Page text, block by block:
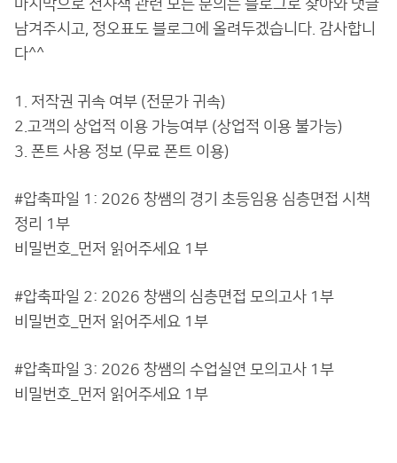
마지막으로 전자책 관련 모든 문의는 블로그로 찾아와 댓글
남겨주시고, 정오표도 블로그에 올려두겠습니다. 감사합니
다^^
1. 저작권 귀속 여부 (전문가 귀속)
2.고객의 상업적 이용 가능여부 (상업적 이용 불가능)
3. 폰트 사용 정보 (무료 폰트 이용)
#압축파일 1: 2026 창쌤의 경기 초등임용 심층면접 시책
정리 1부
비밀번호_먼저 읽어주세요 1부
#압축파일 2: 2026 창쌤의 심층면접 모의고사 1부
비밀번호_먼저 읽어주세요 1부
#압축파일 3: 2026 창쌤의 수업실연 모의고사 1부
비밀번호_먼저 읽어주세요 1부